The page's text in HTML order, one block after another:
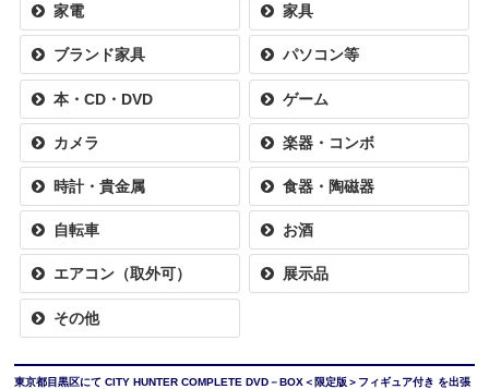
家電 家具
ブランド家具 パソコン等
本・CD・DVD ゲーム
カメラ 楽器・コンボ
時計・貴金属 食器・陶磁器
自転車 お酒
エアコン（取外可） 展示品
その他
東京都目黒区にて CITY HUNTER COMPLETE DVD－BOX＜限定版＞フィギュア付き を出張